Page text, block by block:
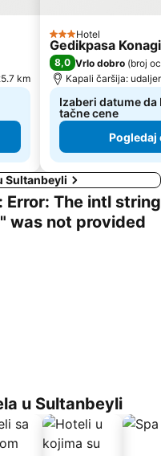
Ayazma Beach
km
3 Zvezdice
Hotel
Gedikpasa
8,0 Vrlo dobro (broj
Kapali čaršija:
Izaberi datume
tačne cene
Pogledaj
Sultanbeyli
The intl string
was not provided
u Sultanbeyli